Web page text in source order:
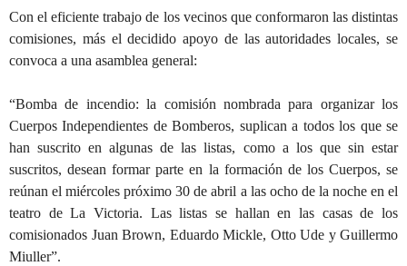
Con el eficiente trabajo de los vecinos que conformaron las distintas
comisiones, más el decidido apoyo de las autoridades locales, se
convoca a una asamblea general:
“Bomba de incendio: la comisión nombrada para organizar los
Cuerpos Independientes de Bomberos, suplican a todos los que se
han suscrito en algunas de las listas, como a los que sin estar
suscritos, desean formar parte en la formación de los Cuerpos, se
reúnan el miércoles próximo 30 de abril a las ocho de la noche en el
teatro de La Victoria. Las listas se hallan en las casas de los
comisionados Juan Brown, Eduardo Mickle, Otto Ude y Guillermo
Miuller”.